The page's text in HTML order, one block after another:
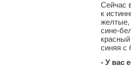
Сейчас
к
желтые,
сине-
синяя с
- У вас